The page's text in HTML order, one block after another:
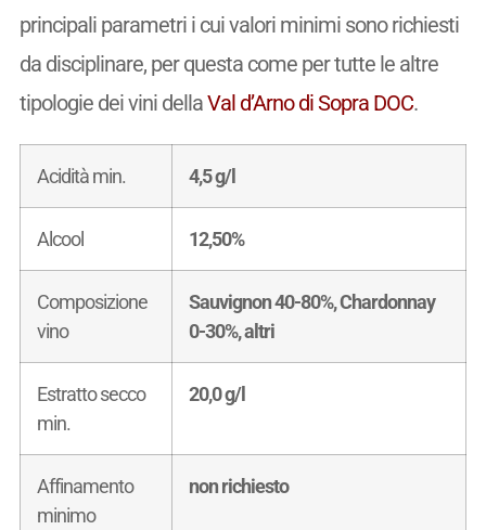
principali parametri i cui valori minimi sono richiesti
da disciplinare, per questa come per tutte le altre
tipologie dei vini dellaVal d’Arno di Sopra DOC.
Acidità min. 4,5 g/l
Alcool 12,50%
Composizione
vino
Sauvignon 40-80%, Chardonnay
0-30%, altri
Estratto secco
min.
20,0 g/l
Affinamento
minimo
non richiesto